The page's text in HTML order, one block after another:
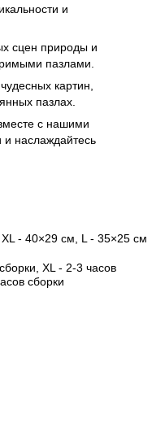
и
сцен природы и
пазлами.
картин,
пазлах.
с нашими
наслаждайтесь
- 40×29 см, L - 35×25 см
XL - 2-3 часов
сборки